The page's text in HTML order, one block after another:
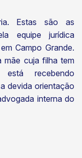
Estas são as
equipe jurídica
Campo Grande.
mãe cuja filha tem
recebendo
devida orientação
interna do